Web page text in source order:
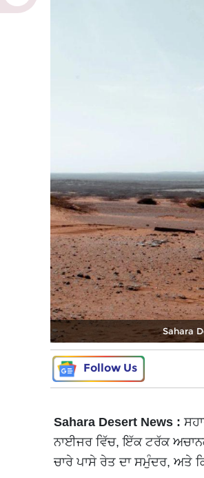
Sahara
Follow Us
Sahara Desert News :
ਨਾਈਜਰ ਵਿੱਚ, ਇੱਕ ਟਰੱਕ
ਚਾਰੇ ਪਾਸੇ ਰੇਤ ਦਾ ਸਮੁੰਦਰ, ਅਤੇ